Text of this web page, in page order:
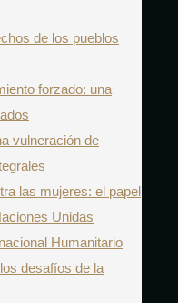
de los pueblos
forzado: una
vulneración de
las mujeres: el papel
Unidas
Humanitario
desafíos de la